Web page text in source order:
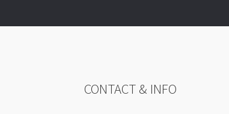
CONTACT & INFO